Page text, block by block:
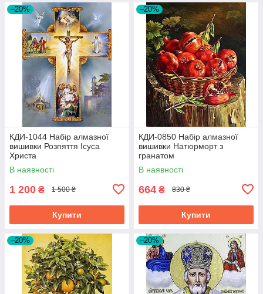
–20%
КДИ-1044 Набір алмазної
вишивки Розпяття Ісуса
Христа
В наявності
1 200 ₴ 1 500 ₴
Купити
–20%
КДИ-0850 Набір алмазної
вишивки Натюрморт з
гранатом
В наявності
664 ₴ 830 ₴
Купити
–20% –20%